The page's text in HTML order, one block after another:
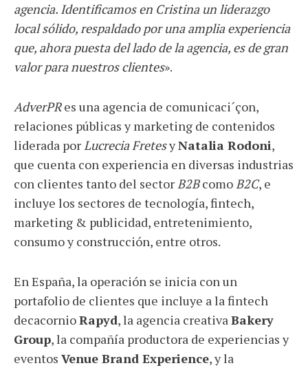
agencia. Identificamos en Cristina un liderazgo
local sólido, respaldado por una amplia experiencia
que, ahora puesta del lado de la agencia, es de gran
valor para nuestros clientes».
AdverPRes una agencia de comunicaci´çon,
relaciones públicas y marketing de contenidos
liderada porLucrecia FretesyNatalia Rodoni,
que cuenta con experiencia en diversas industrias
con clientes tanto del sectorB2BcomoB2C, e
incluye los sectores de tecnología, fintech,
marketing & publicidad, entretenimiento,
consumo y construcción, entre otros.
En España, la operación se inicia con un
portafolio de clientes que incluye a la fintech
decacornioRapyd, la agencia creativaBakery
Group, la compañía productora de experiencias y
eventos Venue Brand Experience, y la